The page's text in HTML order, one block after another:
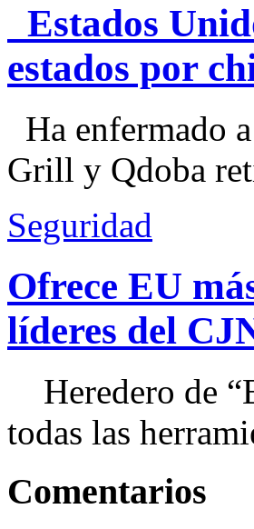
Estados
estados por
Ha enfermado
Grill y Qdoba
Seguridad
Ofrece EU
líderes del
Heredero de
todas las
Comentarios